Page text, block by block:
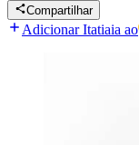
Compartilhar
Adicionar Itatiaia ao